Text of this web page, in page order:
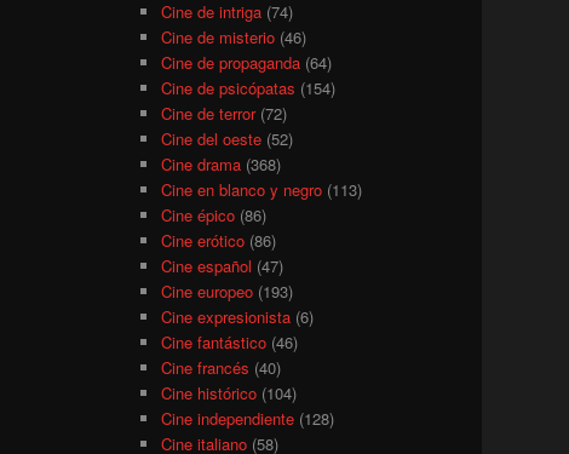
Cine de intriga(74)
Cine de misterio(46)
Cine de propaganda(64)
Cine de psicópatas (154)
Cine de terror(72)
Cine del oeste(52)
Cine drama(368)
Cine en blanco y negro(113)
Cine épico(86)
Cine erótico(86)
Cine español (47)
Cine europeo(193)
Cine expresionista(6)
Cine fantástico(46)
Cine francés (40)
Cine histórico(104)
Cine independiente(128)
Cine italiano(58)